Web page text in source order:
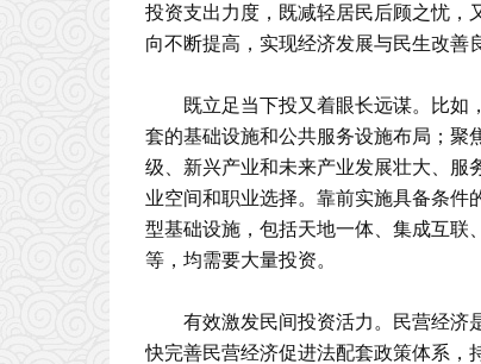
投资支出力度，既减轻居民后顾之忧，
向不断提高，实现经济发展与民生改善
既立足当下投又着眼长远谋。比如
套的基础设施和公共服务设施布局；聚
级、新兴产业和未来产业发展壮大、服
业空间和职业选择。靠前实施具备条件
型基础设施，包括天地一体、集成互联
等，均需要大量投资。
有效激发民间投资活力。民营经济
快完善民营经济促进法配套政策体系，